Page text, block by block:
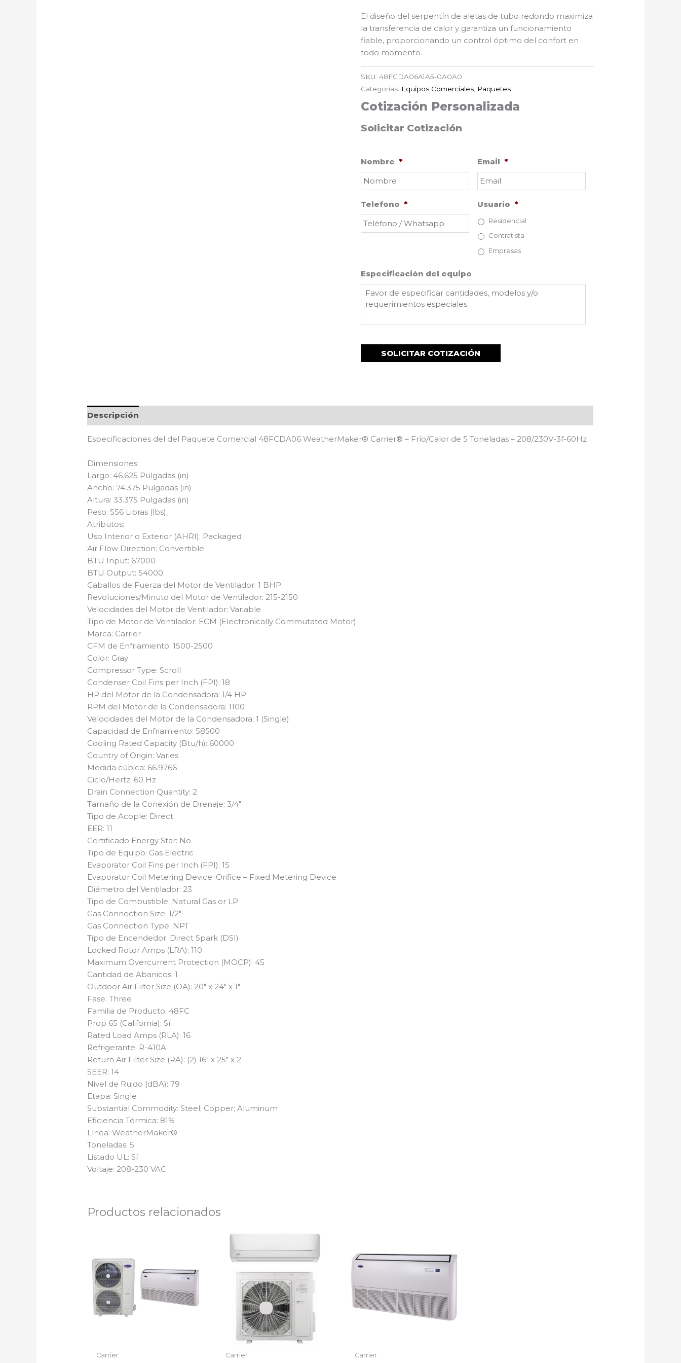
El diseño del serpentín de aletas de tubo redondo maximiza
la transferencia de calor y garantiza un funcionamiento
fiable, proporcionando un control óptimo del confort en
todo momento.
SKU: 48FCDA06A1A5-0A0A0
Categorías: Equipos Comerciales Paquetes
Cotización Personalizada
Solicitar Cotización
Nombre * Email *
Telefono * Usuario *
Residencial
Contratista
Empresas
Especificación del equipo
Descripción
Especificaciones del del Paquete Comercial 48FCDA06 WeatherMaker® Carrier®️ – Frío/Calor de 5 Toneladas – 208/230V-3f-60Hz
Dimensiones:
Largo: 46.625 Pulgadas (in)
Ancho: 74.375 Pulgadas (in)
Altura: 33.375 Pulgadas (in)
Peso: 556 Libras (lbs)
Atributos:
Uso Interior o Exterior (AHRI): Packaged
Air Flow Direction: Convertible
BTU Input: 67000
BTU Output: 54000
Caballos de Fuerza del Motor de Ventilador: 1 BHP
Revoluciones/Minuto del Motor de Ventilador: 215-2150
Velocidades del Motor de Ventilador: Variable
Tipo de Motor de Ventilador: ECM (Electronically Commutated Motor)
Marca: Carrier
CFM de Enfriamiento: 1500-2500
Color: Gray
Compressor Type: Scroll
Condenser Coil Fins per Inch (FPI): 18
HP del Motor de la Condensadora: 1/4 HP
RPM del Motor de la Condensadora: 1100
Velocidades del Motor de la Condensadora: 1 (Single)
Capacidad de Enfriamiento: 58500
Cooling Rated Capacity (Btu/h): 60000
Country of Origin: Varies
Medida cúbica: 66.9766
Ciclo/Hertz: 60 Hz
Drain Connection Quantity: 2
Tamaño de la Conexión de Drenaje: 3/4″
Tipo de Acople: Direct
EER: 11
Certificado Energy Star: No
Tipo de Equipo: Gas Electric
Evaporator Coil Fins per Inch (FPI): 15
Evaporator Coil Metering Device: Orifice – Fixed Metering Device
Diámetro del Ventilador: 23
Tipo de Combustible: Natural Gas or LP
Gas Connection Size: 1/2″
Gas Connection Type: NPT
Tipo de Encendedor: Direct Spark (DSI)
Locked Rotor Amps (LRA): 110
Maximum Overcurrent Protection (MOCP): 45
Cantidad de Abanicos: 1
Outdoor Air Filter Size (OA): 20″ x 24″ x 1″
Fase: Three
Familia de Producto: 48FC
Prop 65 (California): Sí
Rated Load Amps (RLA): 16
Refrigerante: R-410A
Return Air Filter Size (RA): (2) 16″ x 25″ x 2
SEER: 14
Nivel de Ruido (dBA): 79
Etapa: Single
Substantial Commodity: Steel; Copper; Aluminum
Eficiencia Térmica: 81%
Línea: WeatherMaker®
Toneladas: 5
Listado UL: Sí
Voltaje: 208-230 VAC
Productos relacionados
Carrier Carrier Carrier